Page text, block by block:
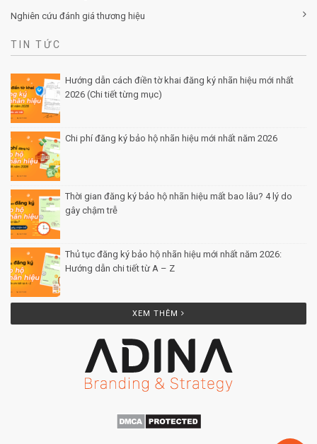
Nghiên cứu đánh giá thương hiệu
TIN TỨC
Hướng dẫn cách điền tờ khai đăng ký nhãn hiệu mới nhất
2026 (Chi tiết từng mục)
Chi phí đăng ký bảo hộ nhãn hiệu mới nhất năm 2026
Thời gian đăng ký bảo hộ nhãn hiệu mất bao lâu? 4 lý do
gây chậm trễ
Thủ tục đăng ký bảo hộ nhãn hiệu mới nhất năm 2026:
Hướng dẫn chi tiết từ A – Z
XEM THÊM